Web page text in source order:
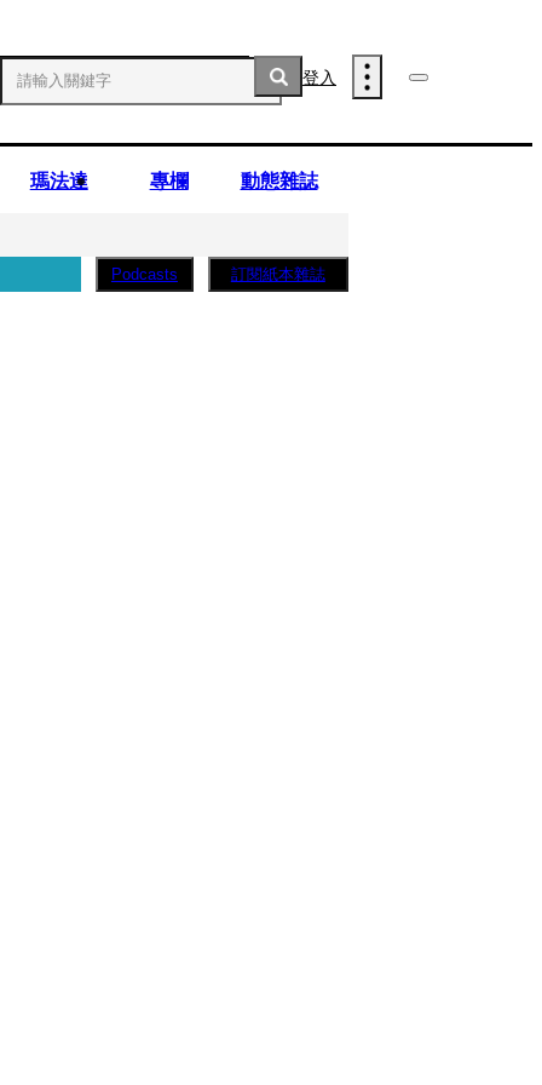
登入
瑪法達 專欄 動態雜誌
Podcasts 訂閱紙本雜誌